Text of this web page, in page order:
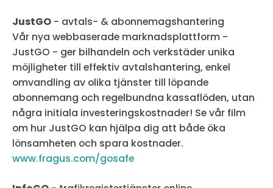
JustGO - avtals- & abonnemagshantering
Vår nya webbaserade marknadsplattform -
JustGO - ger bilhandeln och verkstäder unika
möjligheter till effektiv avtalshantering, enkel
omvandling av olika tjänster till löpande
abonnemang och regelbundna kassaflöden, utan
några initiala investeringskostnader! Se vår film
om hur JustGO kan hjälpa dig att både öka
lönsamheten och spara kostnader.
www.fragus.com/gosafe